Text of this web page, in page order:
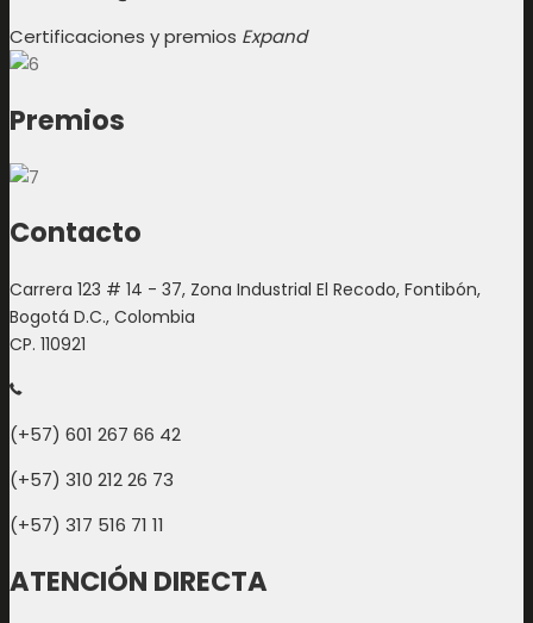
Certificaciones y premios Expand
Premios
Contacto
Carrera 123 # 14 - 37, Zona Industrial El Recodo, Fontibón,
Bogotá D.C., Colombia
CP. 110921
(+57) 601 267 66 42
(+57) 310 212 26 73
(+57) 317 516 71 11
ATENCIÓN DIRECTA